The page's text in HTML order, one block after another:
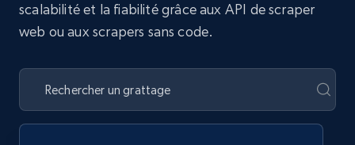
scalabilité et la fiabilité grâce aux API de scraper
web ou aux scrapers sans code.